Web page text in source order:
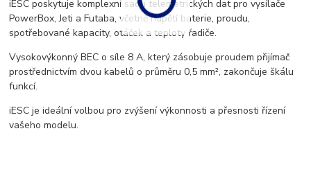
iESC poskytuje komplexní sadu telemetrických dat pro vysílače
PowerBox, Jeti a Futaba, včetně napětí baterie, proudu,
spotřebované kapacity, otáček a teploty řadiče.
Vysokovýkonný BEC o síle 8 A, který zásobuje proudem přijímač
prostřednictvím dvou kabelů o průměru 0,5 mm², zakončuje škálu
funkcí.
iESC je ideální volbou pro zvýšení výkonnosti a přesnosti řízení
vašeho modelu.